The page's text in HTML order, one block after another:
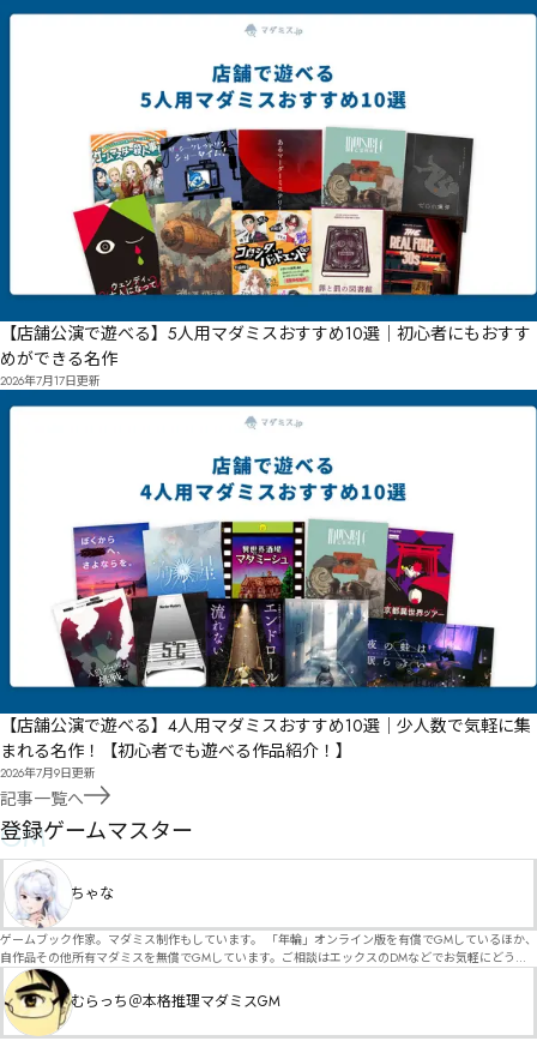
【店舗公演で遊べる】5人用マダミスおすすめ10選｜初心者にもおすす
めができる名作
2026年7月17日更新
【店舗公演で遊べる】4人用マダミスおすすめ10選｜少人数で気軽に集
まれる名作！【初心者でも遊べる作品紹介！】
2026年7月9日更新
記事一覧へ
GM
登録ゲームマスター
ちゃな
ゲームブック作家。マダミス制作もしています。 「年輪」オンライン版を有償でGMしているほか、
自作品その他所有マダミスを無償でGMしています。ご相談はエックスのDMなどでお気軽にどう
ぞ。
むらっち＠本格推理マダミスGM